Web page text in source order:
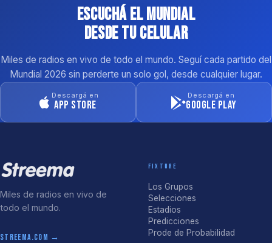
Escuchá el Mundial
desde tu celular
Miles de radios en vivo de todo el mundo. Seguí cada partido del
Mundial 2026 sin perderte un solo gol, desde cualquier lugar.
Descargá en
App Store
Descargá en
Google Play
Miles de radios en vivo de
todo el mundo.
streema.com →
FIXTURE
Los Grupos
Selecciones
Estadios
Predicciones
Prode de Probabilidad